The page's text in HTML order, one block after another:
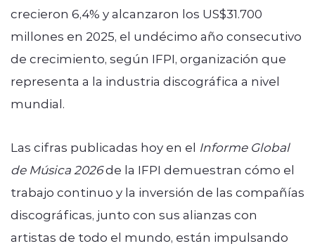
crecieron 6,4% y alcanzaron los US$31.700
millones en 2025, el undécimo año consecutivo
de crecimiento, según IFPI, organización que
representa a la industria discográfica a nivel
mundial.
Las cifras publicadas hoy en el Informe Global
de Música 2026de la IFPI demuestran cómo el
trabajo continuo y la inversión de las compañías
discográficas, junto con sus alianzas con
artistas de todo el mundo, están impulsando